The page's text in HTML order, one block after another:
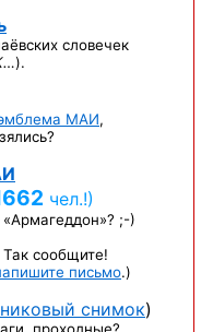
словечек
).
МАИ,
чел.!)
«Армагеддон»? ;-)
Так сообщите!
письмо.)
снимок)